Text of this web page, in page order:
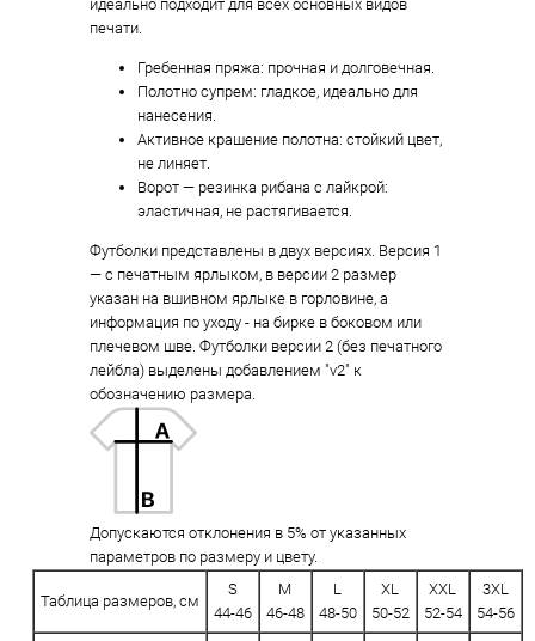
идеально подходит для всех основных видов
печати.
Гребенная пряжа: прочная и долговечная.
Полотно супрем: гладкое, идеально для
нанесения.
Активное крашение полотна: стойкий цвет,
не линяет.
Ворот — резинка рибана с лайкрой:
эластичная, не растягивается.
Футболки представлены в двух версиях. Версия 1
— с печатным ярлыком, в версии 2 размер
указан на вшивном ярлыке в горловине, а
информация по уходу - на бирке в боковом или
плечевом шве. Футболки версии 2 (без печатного
лейбла) выделены добавлением "v2" к
обозначению размера.
Допускаются отклонения в 5% от указанных
параметров по размеру и цвету.
Таблица размеров, см
S
44-46
M
46-48
L
48-50
XL
50-52
XXL
52-54
3XL
54-56